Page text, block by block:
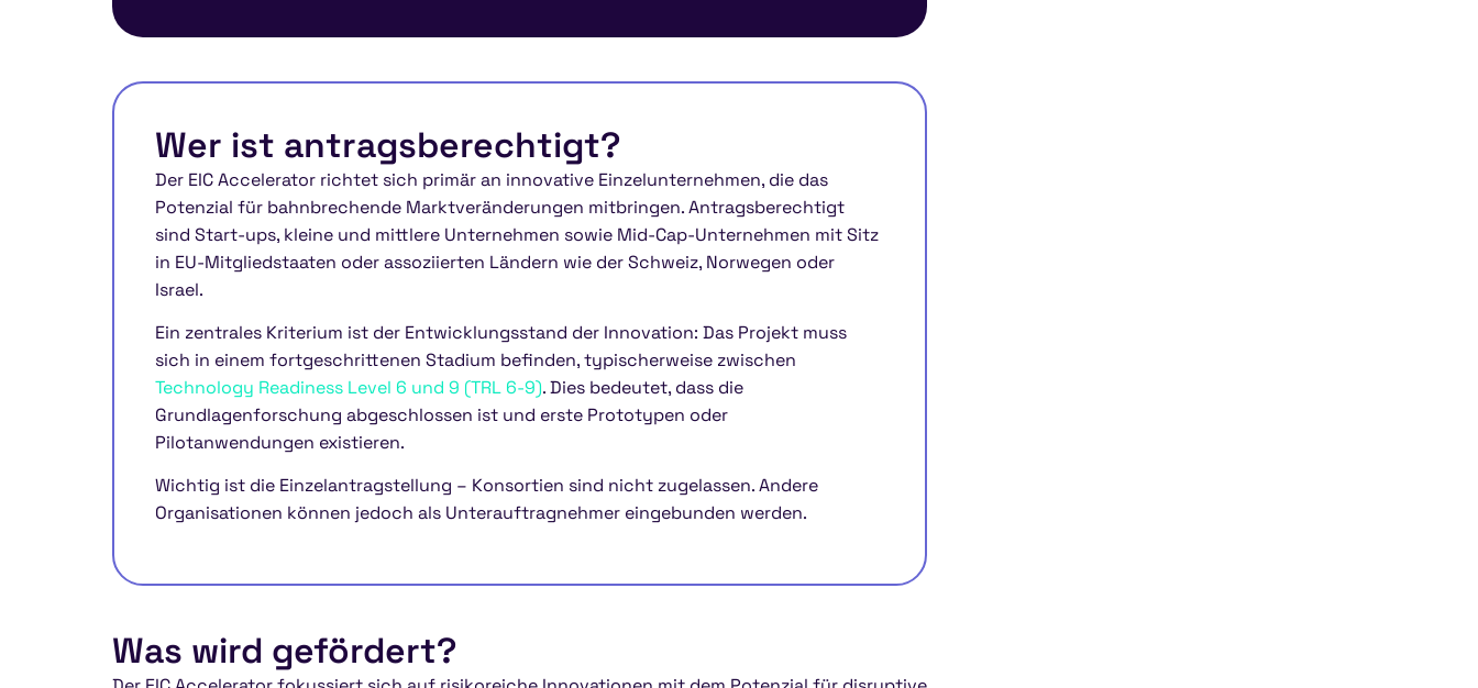
Wer ist antragsberechtigt?
Der EIC Accelerator richtet sich primär an innovative Einzelunternehmen, die das
Potenzial für bahnbrechende Marktveränderungen mitbringen. Antragsberechtigt
sind Start-ups, kleine und mittlere Unternehmen sowie Mid-Cap-Unternehmen mit Sitz
in EU-Mitgliedstaaten oder assoziierten Ländern wie der Schweiz, Norwegen oder
Israel.
Ein zentrales Kriterium ist der Entwicklungsstand der Innovation: Das Projekt muss
sich in einem fortgeschrittenen Stadium befinden, typischerweise zwischen
Technology Readiness Level 6 und 9 (TRL 6-9). Dies bedeutet, dass die
Grundlagenforschung abgeschlossen ist und erste Prototypen oder
Pilotanwendungen existieren.
Wichtig ist die Einzelantragstellung – Konsortien sind nicht zugelassen. Andere
Organisationen können jedoch als Unterauftragnehmer eingebunden werden.
Was wird gefördert?